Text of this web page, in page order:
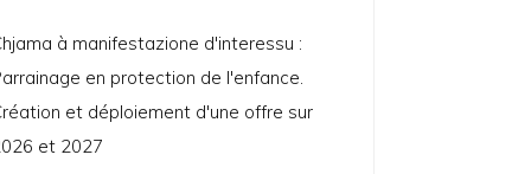
à manifestazione d'interessu :
en protection de l'enfance.
et déploiement d'une offre sur
et 2027